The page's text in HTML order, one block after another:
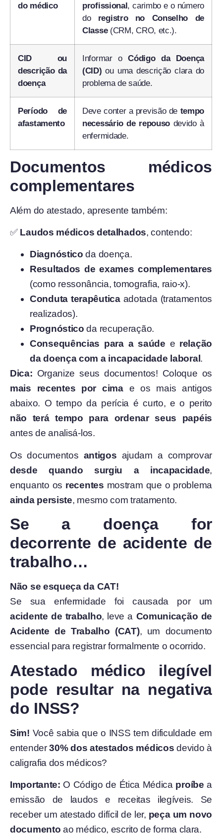
do médico
profissional, carimbo e o número
do registro no Conselho de
Classe(CRM, CRO, etc.).
CID ou
descrição da
doença
Informar oCódigo da Doença
(CID) ou uma descrição clara do
problema de saúde.
Período de
afastamento
Deve conter a previsão de tempo
necessário de repouso devido à
enfermidade.
Documentos médicos
complementares
Além do atestado, apresente também:
✅ Laudos médicos detalhados, contendo:
Diagnóstico da doença.
Resultados de exames complementares
(como ressonância, tomografia, raio-x).
Conduta terapêuticaadotada (tratamentos
realizados).
Prognóstico da recuperação.
Consequências para a saúde e relação
da doença com a incapacidade laboral .
Dica: Organize seus documentos! Coloque os
mais recentes por cimae os mais antigos
abaixo. O tempo da perícia é curto, e o perito
não terá tempo para ordenar seus papéis
antes de analisá-los.
Os documentos antigos ajudam a comprovar
desde quando surgiu a incapacidade,
enquanto os recentes mostram que o problema
ainda persiste, mesmo com tratamento.
Se a doença for
decorrente de acidente de
trabalho…
Não se esqueça da CAT!
Se sua enfermidade foi causada por um
acidente de trabalho, leve a Comunicação de
Acidente de Trabalho (CAT), um documento
essencial para registrar formalmente o ocorrido.
Atestado médico ilegível
pode resultar na negativa
do INSS?
Sim! Você sabia que o INSS tem dificuldade em
entender30% dos atestados médicos devido à
caligrafia dos médicos?
Importante: O Código de Ética Médica proíbe a
emissão de laudos e receitas ilegíveis. Se
receber um atestado difícil de ler, peça um novo
documento ao médico, escrito de forma clara.